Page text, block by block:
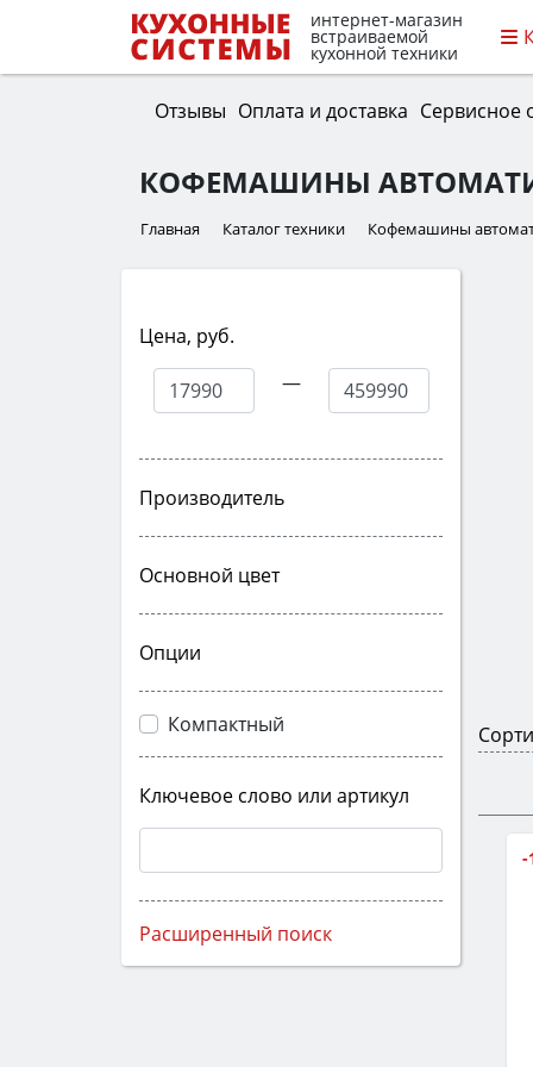
интернет-магазин
встраиваемой
кухонной техники
Отзывы Оплата и доставка Сервисное
КОФЕМАШИНЫ
Главная Каталог техники Кофемашины
-
Цена, руб.
—
Производитель
Основной цвет
Опции
Компактный
Ключевое слово или артикул
Расширенный поиск